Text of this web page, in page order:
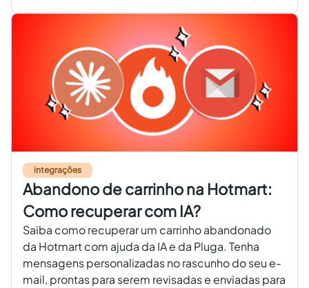
integrações
Abandono de carrinho na Hotmart:
Como recuperar com IA?
Saiba como recuperar um carrinho abandonado
da Hotmart com ajuda da IA e da Pluga. Tenha
mensagens personalizadas no rascunho do seu e-
mail, prontas para serem revisadas e enviadas para